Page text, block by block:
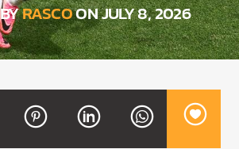
RASCOON JULY 8, 2026